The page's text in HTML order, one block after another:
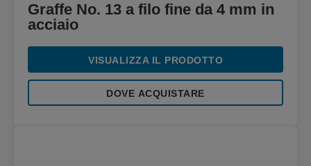
Graffe No. 13 a filo fine da 4 mm in
acciaio
VISUALIZZA IL PRODOTTO
DOVE ACQUISTARE